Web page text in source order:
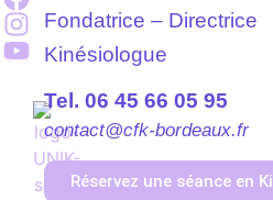
Fondatrice – Directrice
Kinésiologue
Tel. 06 45 66 05 95
contact@cfk-bordeaux.fr
Réservez une séance en